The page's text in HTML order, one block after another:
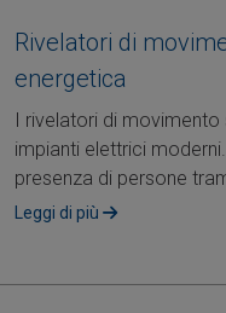
Rivelatori di
energetica
I rivelatori di
impianti elettrici
presenza di persone
movimento, questi....
Leggi di più